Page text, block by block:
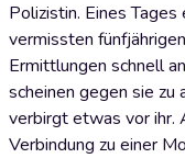
Polizistin. Eines
vermissten
Ermittlungen schnell
scheinen gegen sie zu
verbirgt etwas vor ihr.
Verbindung zu einer